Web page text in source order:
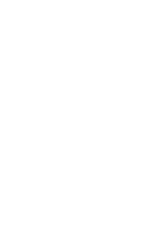
18.Balon se može puniti
18 količina
mrežama